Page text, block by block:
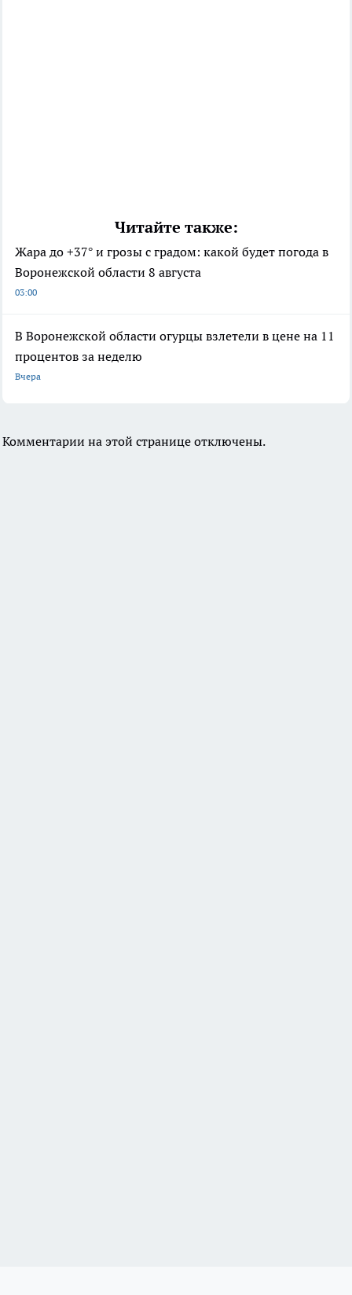
Читайте также:
Жара до +37° и грозы с градом: какой будет погода в
Воронежской области 8 августа
03:00
В Воронежской области огурцы взлетели в цене на 11
процентов за неделю
Вчера
Комментарии на этой странице отключены.